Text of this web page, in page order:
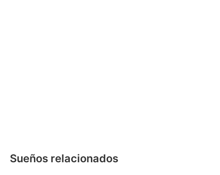
Sueños relacionados